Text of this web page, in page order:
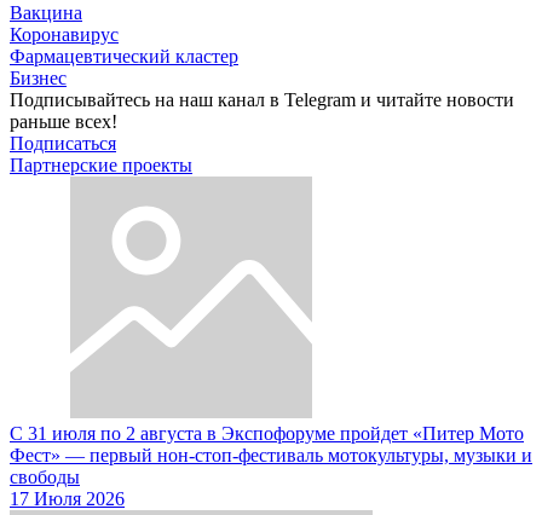
Вакцина
Коронавирус
Фармацевтический кластер
Бизнес
Подписывайтесь на наш канал в Telegram и читайте новости
раньше всех!
Подписаться
Партнерские проекты
С 31 июля по 2 августа в Экспофоруме пройдет «Питер Мото
Фест» — первый нон-стоп-фестиваль мотокультуры, музыки и
свободы
17 Июля 2026